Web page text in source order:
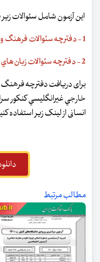
این آزمون شامل سئوالات
1 - دفترچه سئوالات فرهنگ و معارف اقليت‌هاي ديني 25 سئوال
2 - دفترچه سئوالات زبان‌هاي خارجي غيرانگليسي 25 سئوال
برای دریافت دفترچه
انسانی از لینک زیر استفاده
مطالب مرتبط